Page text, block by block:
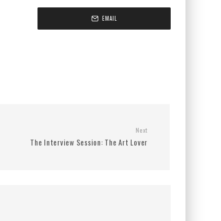
EMAIL
Next
The Interview Session: The Art Lover